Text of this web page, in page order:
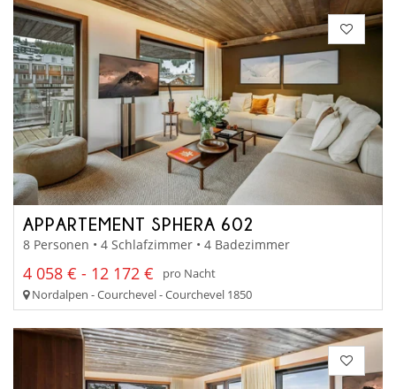
APPARTEMENT SPHERA 602
8 Personen • 4 Schlafzimmer • 4 Badezimmer
4 058 € - 12 172 €
pro Nacht
Nordalpen - Courchevel - Courchevel 1850